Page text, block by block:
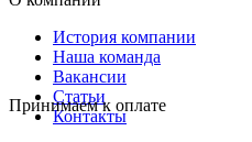
История компании
Наша команда
Вакансии
Статьи
Контакты
Принимаем к оплате